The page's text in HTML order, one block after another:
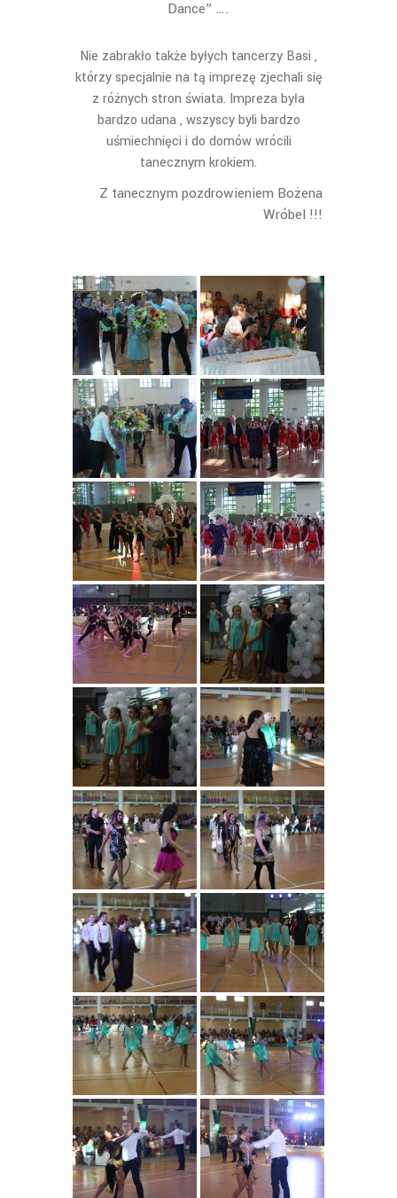
Dance” ….
Nie zabrakło także byłych tancerzy Basi ,
którzy specjalnie na tą imprezę zjechali się
z różnych stron świata. Impreza była
bardzo udana , wszyscy byli bardzo
uśmiechnięci i do domów wrócili
tanecznym krokiem.
Z tanecznym pozdrowieniem Bożena
Wróbel !!!